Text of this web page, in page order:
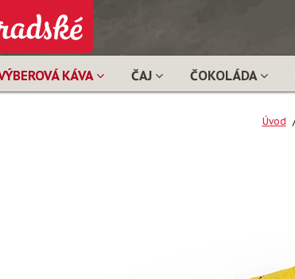
KÁVA ČAJ ČOKOLÁDA
Úvod